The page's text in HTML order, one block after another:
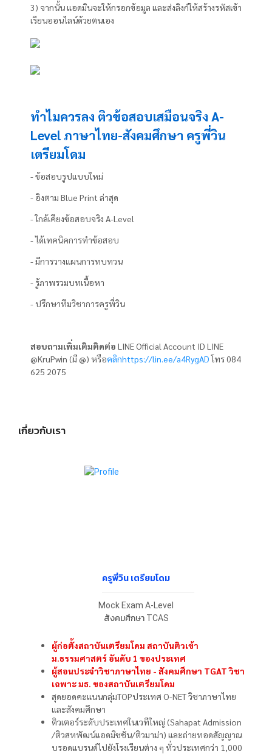
3) จากนั้น แอดมินจะให้กรอกข้อมูล และส่งลิงก์ให้สร้างรหัสเข้า
เรียนออนไลน์ด้วยตนเอง
ทำไมควรลง ติวข้อสอบเสมือนจริง A-
Level ภาษาไทย-สังคมศึกษา ครูพี่วิน
เตรียมโดม
- ข้อสอบรูปแบบใหม่
- อิงตาม Blue Print ล่าสุด
- ใกล้เคียงข้อสอบจริง A-Level
- ได้เทคนิคการทำข้อสอบ
- มีการวางแผนการทบทวน
- รู้ภาพรวมบทเนื้อหา
- ปรึกษาทีมวิชาการครูพี่วิน
สอบถามเพิ่มเติมติดต่อ LINE Official Account ID LINE
@KruPwin (มี @) หรือคลิกhttps://lin.ee/a4RygADโทร 084
625 2075
เกี่ยวกับเรา
ครูพี่วิน เตรียมโดม
Mock Exam A-Level
สังคมศึกษา TCAS
ผู้ก่อตั้งสถาบันเตรียมโดม สถาบันติวเข้า
ม.ธรรมศาสตร์ อันดับ 1 ของประเทศ
ผู้สอนประจำวิชาภาษาไทย - สังคมศึกษา TGAT วิชา
เฉพาะ มธ. ของสถาบันเตรียมโดม
สุดยอดคะแนนกลุ่มTOPประเทศ O-NET วิชาภาษาไทย
และสังคมศึกษา
ติวเตอร์ระดับประเทศในเวทีใหญ่ (Sahapat Admission
/ติวสหพัฒน์แอดมิชชั่น/ติวมาม่า) และถ่ายทอดสัญญาณ
บรอดแบรนด์ไปยังโรงเรียนต่าง ๆ ทั่วประเทศกว่า 1,000